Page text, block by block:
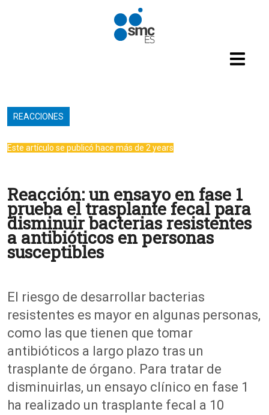
Pasar al contenido principal
REACCIONES
Este artículo se publicó hace más de 2 years
Reacción: un ensayo en fase 1
prueba el trasplante fecal para
disminuir bacterias resistentes
a antibióticos en personas
susceptibles
El riesgo de desarrollar bacterias
resistentes es mayor en algunas personas,
como las que tienen que tomar
antibióticos a largo plazo tras un
trasplante de órgano. Para tratar de
disminuirlas, un ensayo clínico en fase 1
ha realizado un trasplante fecal a 10